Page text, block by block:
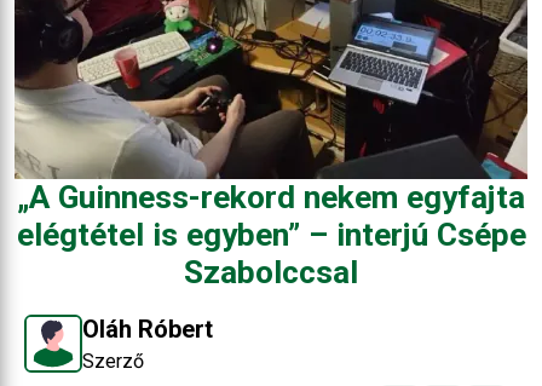
„A Guinness-rekord nekem egyfajta
elégtétel is egyben” – interjú Csépe
Szabolccsal
Oláh Róbert
Szerző